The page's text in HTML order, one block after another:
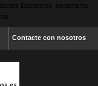
Esotericos, esoterismo,
Contacte con nosotros